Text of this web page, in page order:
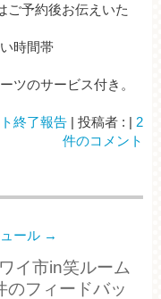
約後お伝えいた
時間帯
ツのサービス付き。
終了報告 投稿者 :
2
件のコメント
ール →
イ市in笑ルーム
のフィードバッ